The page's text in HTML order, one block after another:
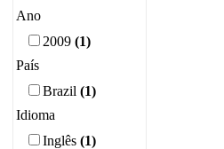
Ano
2009 (1)
País
Brazil (1)
Idioma
Inglês (1)